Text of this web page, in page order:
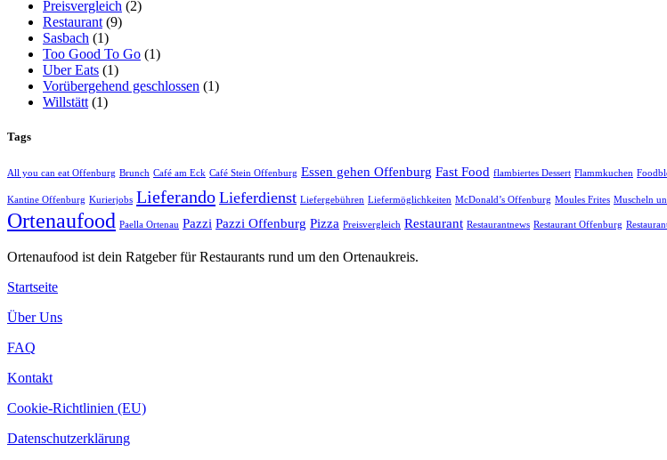
Preisvergleich (2)
Restaurant (9)
Sasbach (1)
Too Good To Go (1)
Uber Eats (1)
Vorübergehend geschlossen (1)
Willstätt (1)
Tags
All you can eat Offenburg Brunch Café am Eck Café Stein Offenburg Essen gehen Offenburg Fast Food flambiertes Dessert Flammkuchen
Kantine Offenburg Kurierjobs Lieferando Lieferdienst Liefergebühren Liefermöglichkeiten McDonald’s Offenburg Moules Frites Muscheln
Ortenaufood Paella Ortenau Pazzi Pazzi Offenburg Pizza Preisvergleich Restaurant Restaurantnews Restaurant Offenburg
Ortenaufood ist dein Ratgeber für Restaurants rund um den Ortenaukreis.
Startseite
Über Uns
FAQ
Kontakt
Cookie-Richtlinien (EU)
Datenschutzerklärung